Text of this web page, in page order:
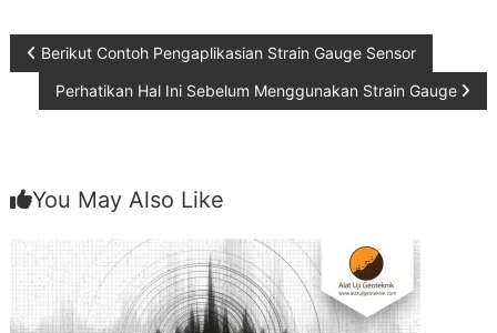
Post
navigation
Berikut Contoh Pengaplikasian Strain Gauge Sensor
Perhatikan Hal Ini Sebelum Menggunakan Strain Gauge
You May Also Like